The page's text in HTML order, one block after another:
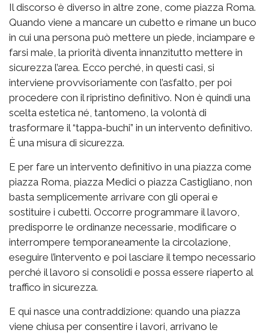
Il discorso è diverso in altre zone, come piazza Roma.
Quando viene a mancare un cubetto e rimane un buco
in cui una persona può mettere un piede, inciampare e
farsi male, la priorità diventa innanzitutto mettere in
sicurezza l’area. Ecco perché, in questi casi, si
interviene provvisoriamente con l’asfalto, per poi
procedere con il ripristino definitivo. Non è quindi una
scelta estetica né, tantomeno, la volontà di
trasformare il “tappa-buchi” in un intervento definitivo.
È una misura di sicurezza.
E per fare un intervento definitivo in una piazza come
piazza Roma, piazza Medici o piazza Castigliano, non
basta semplicemente arrivare con gli operai e
sostituire i cubetti. Occorre programmare il lavoro,
predisporre le ordinanze necessarie, modificare o
interrompere temporaneamente la circolazione,
eseguire l’intervento e poi lasciare il tempo necessario
perché il lavoro si consolidi e possa essere riaperto al
traffico in sicurezza.
E qui nasce una contraddizione: quando una piazza
viene chiusa per consentire i lavori, arrivano le